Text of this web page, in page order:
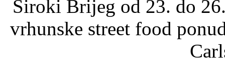
Široki Brijeg od 23. do
vrhunske street food